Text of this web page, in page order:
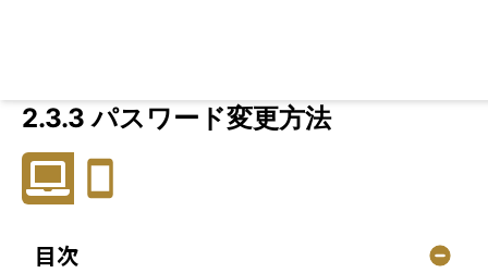
2.3.3 パスワード変更方法
目次